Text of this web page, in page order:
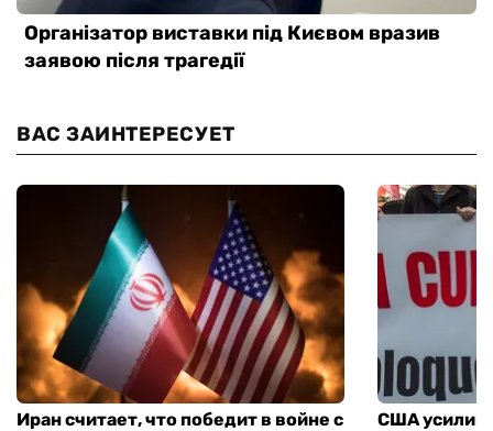
ВАС ЗАИНТЕРЕСУЕТ
Иран считает, что победит в войне с
США